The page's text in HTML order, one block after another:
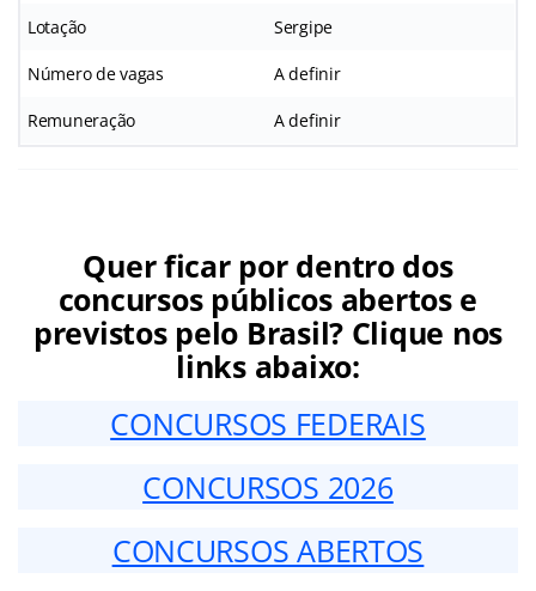
Lotação Sergipe
Número de vagas A definir
Remuneração A definir
Quer ficar por dentro dos
concursos públicos abertos e
previstos pelo Brasil? Clique nos
links abaixo:
CONCURSOS FEDERAIS
CONCURSOS 2026
CONCURSOS ABERTOS